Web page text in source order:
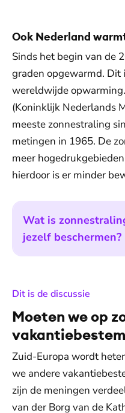
Ook Nederland
Sinds het begin van de
graden opgewarmd. Dit
wereldwijde
(Koninklijk Nederlands
meeste zonnestraling
metingen in 1965. De
meer
hierdoor is er minder
Wat is
jezelf beschermen?
Dit is de discussie
Moeten we op
Zuid-Europa wordt
we andere
zijn de meningen
van der Borg van de